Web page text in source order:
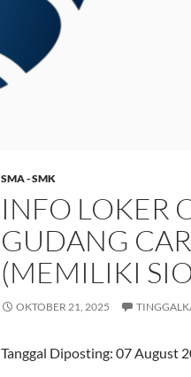
SMA - SMK
INFO LOKER
GUDANG
(MEMILIKI
OKTOBER 21, 2025
Tanggal Diposting: 07 August